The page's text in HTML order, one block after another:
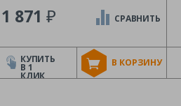
1 871 ₽
В КОРЗИНУ
СРАВНИТЬ
КУПИТЬ
В 1
КЛИК